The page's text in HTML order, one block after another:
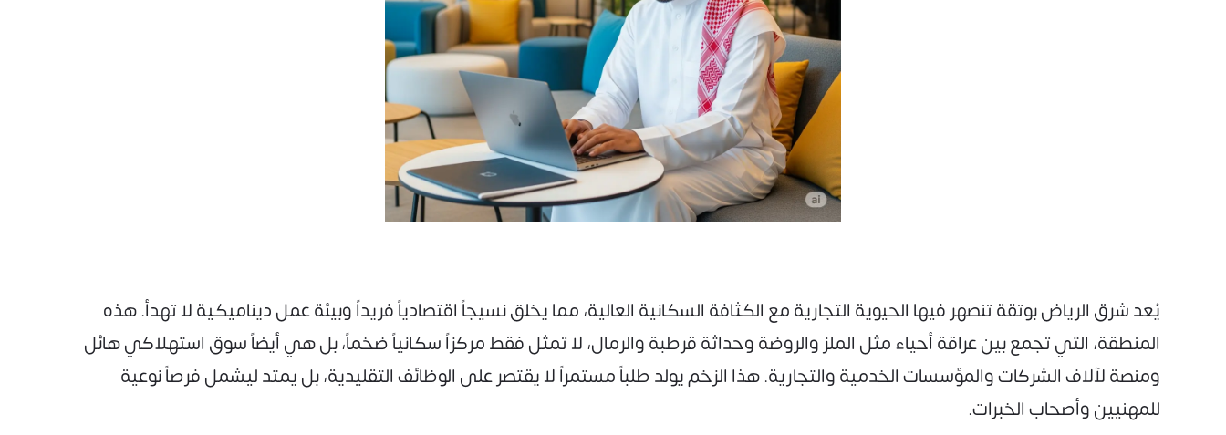
يُعد شرق الرياض بوتقة تنصهر فيها الحيوية التجارية مع الكثافة السكانية العالية، مما يخلق نسيجاً اقتصادياً فريداً وبيئة عمل ديناميكية لا تهدأ. هذه
المنطقة، التي تجمع بين عراقة أحياء مثل الملز والروضة وحداثة قرطبة والرمال، لا تمثل فقط مركزاً سكانياً ضخماً، بل هي أيضاً سوق استهلاكي هائل
ومنصة لآلاف الشركات والمؤسسات الخدمية والتجارية. هذا الزخم يولد طلباً مستمراً لا يقتصر على الوظائف التقليدية، بل يمتد ليشمل فرصاً نوعية
للمهنيين وأصحاب الخبرات.